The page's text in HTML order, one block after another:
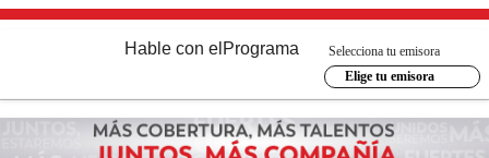
Hable con el Programa
Selecciona tu emisora
Elige tu emisora